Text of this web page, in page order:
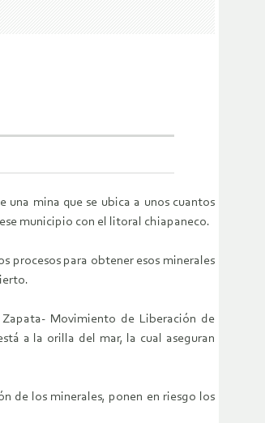
una mina que se ubica a unos cuantos
municipio con el litoral chiapaneco.
procesos para obtener esos minerales
Movimiento de Liberación de
a la orilla del mar, la cual aseguran
de los minerales, ponen en riesgo los